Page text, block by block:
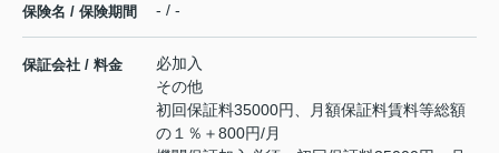
保険名 / 保険期間 - / -
保証会社 / 料金
必加入
その他
初回保証料35000円、月額保証料賃料等総額
の１％＋800円/月